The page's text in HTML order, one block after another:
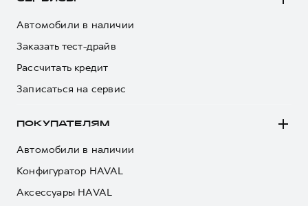
HAVAL Лизинг
АКСЕССУАРЫ HAVAL
Автомобильные аксессуары
Коллекция Детская
АКСЕССУАРЫ HAVAL
Автомобильные аксессуары
Коллекция CITY
Коллекция Базовая
Автомобили в наличии
Заказать тест-драйв
Рассчитать кредит
Записаться на сервис
ПОКУПАТЕЛЯМ
Автомобили в наличии
Конфигуратор HAVAL
Аксессуары HAVAL